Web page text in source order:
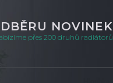
NOVINEK
přes 200 druhů radiátorů